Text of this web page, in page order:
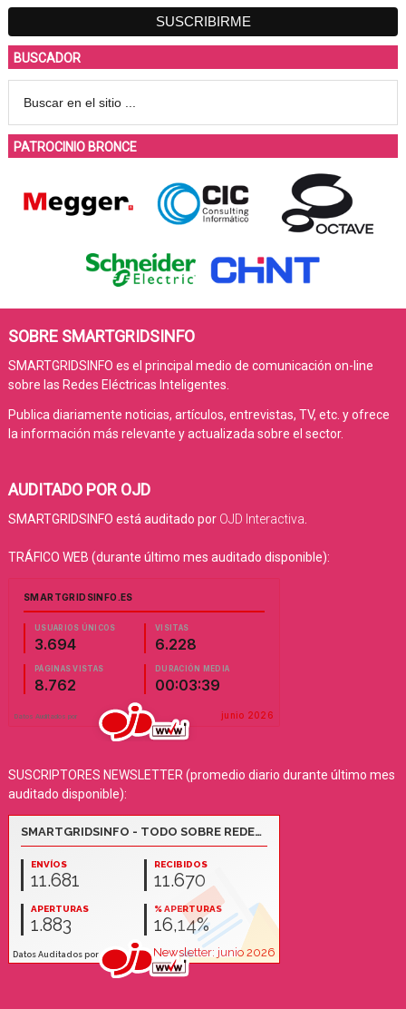
BUSCADOR
PATROCINIO BRONCE
SOBRE SMARTGRIDSINFO
SMARTGRIDSINFO es el principal medio de comunicación on-line
sobre las Redes Eléctricas Inteligentes.
Publica diariamente noticias, artículos, entrevistas, TV, etc. y ofrece
la información más relevante y actualizada sobre el sector.
AUDITADO POR OJD
SMARTGRIDSINFO está auditado por OJD Interactiva
TRÁFICO WEB (durante último mes auditado disponible):
SUSCRIPTORES NEWSLETTER (promedio diario durante último mes
auditado disponible):